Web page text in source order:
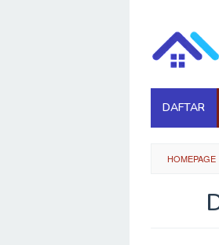
konten
DAFTAR
HOMEPAGE